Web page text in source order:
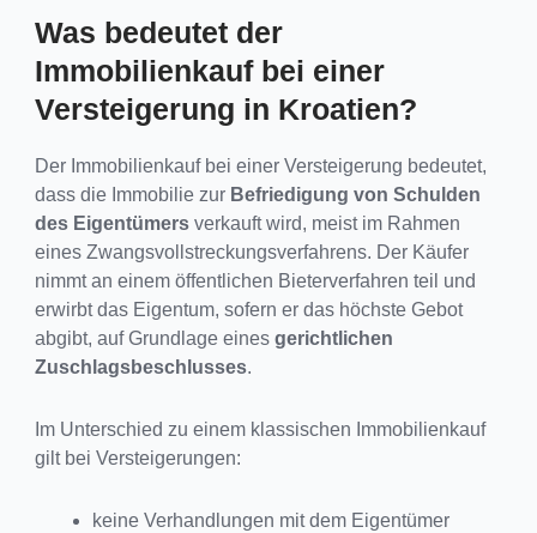
Was bedeutet der
Immobilienkauf bei einer
Versteigerung in Kroatien?
Der Immobilienkauf bei einer Versteigerung bedeutet,
dass die Immobilie zur Befriedigung von Schulden
des Eigentümersverkauft wird, meist im Rahmen
eines Zwangsvollstreckungsverfahrens. Der Käufer
nimmt an einem öffentlichen Bieterverfahren teil und
erwirbt das Eigentum, sofern er das höchste Gebot
abgibt, auf Grundlage eines gerichtlichen
Zuschlagsbeschlusses.
Im Unterschied zu einem klassischen Immobilienkauf
gilt bei Versteigerungen:
keine Verhandlungen mit dem Eigentümer